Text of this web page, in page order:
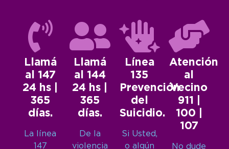
Llamá
al 147
24 hs |
365
días.
La línea
147
Llamá
al 144
24 hs |
365
días.
De la
violencia
Línea
135
Prevención
del
Suicidio.
Si Usted,
o algún
Atención
al
Vecino
911 |
100 |
107
No dude